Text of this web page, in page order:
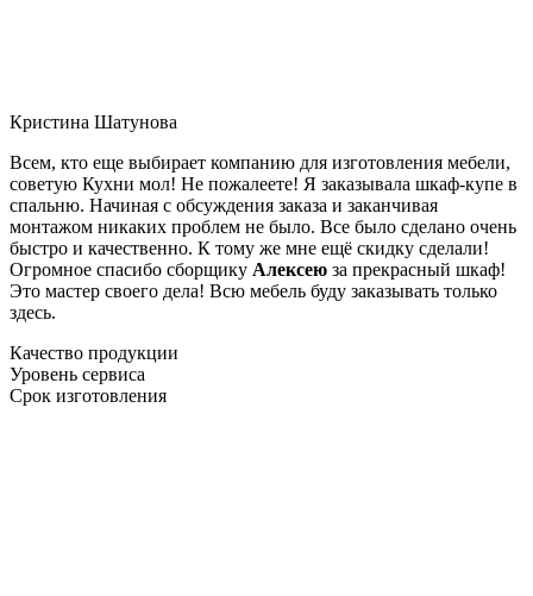
Кристина Шатунова
Всем, кто еще выбирает компанию для изготовления мебели,
советую Кухни мол! Не пожалеете! Я заказывала шкаф-купе в
спальню. Начиная с обсуждения заказа и заканчивая
монтажом никаких проблем не было. Все было сделано очень
быстро и качественно. К тому же мне ещё скидку сделали!
Огромное спасибо сборщику Алексею за прекрасный шкаф!
Это мастер своего дела! Всю мебель буду заказывать только
здесь.
Качество продукции
Уровень сервиса
Срок изготовления